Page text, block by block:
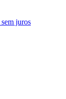
sem juros